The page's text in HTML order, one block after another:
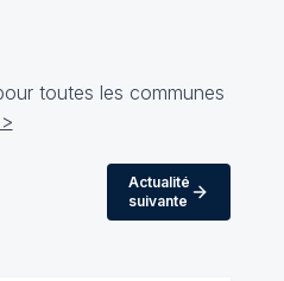
toutes les communes
Actualité
suivante